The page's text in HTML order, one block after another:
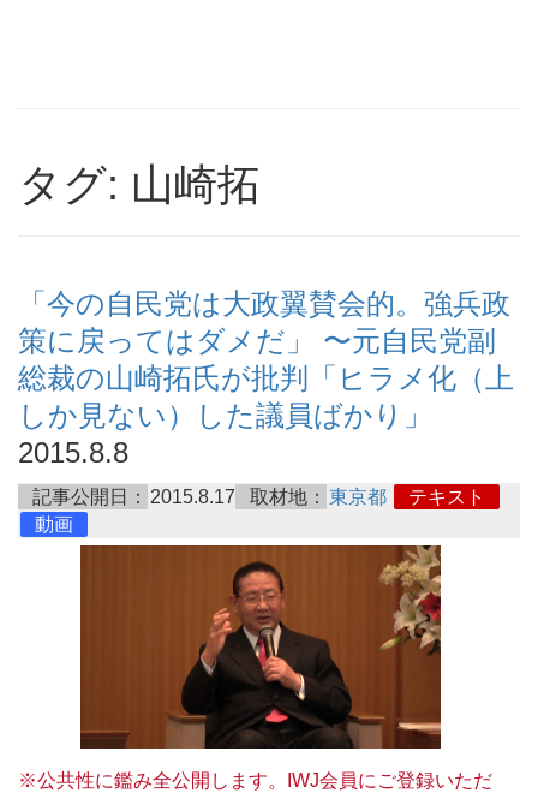
タグ: 山崎拓
「今の自民党は大政翼賛会的。強兵政
策に戻ってはダメだ」 〜元自民党副
総裁の山崎拓氏が批判「ヒラメ化（上
しか見ない）した議員ばかり」
2015.8.8
記事公開日： 2015.8.17 取材地： 東京都
テキスト
動画
※公共性に鑑み全公開します。IWJ会員にご登録いただ